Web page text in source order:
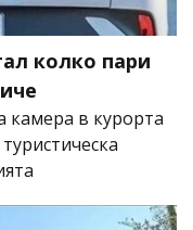
колко пари
камера в курорта